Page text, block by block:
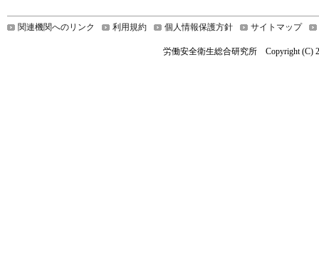
関連機関へのリンク 利用規約 個人情報保護方針 サイトマップ
労働安全衛生総合研究所 Copyright (C)